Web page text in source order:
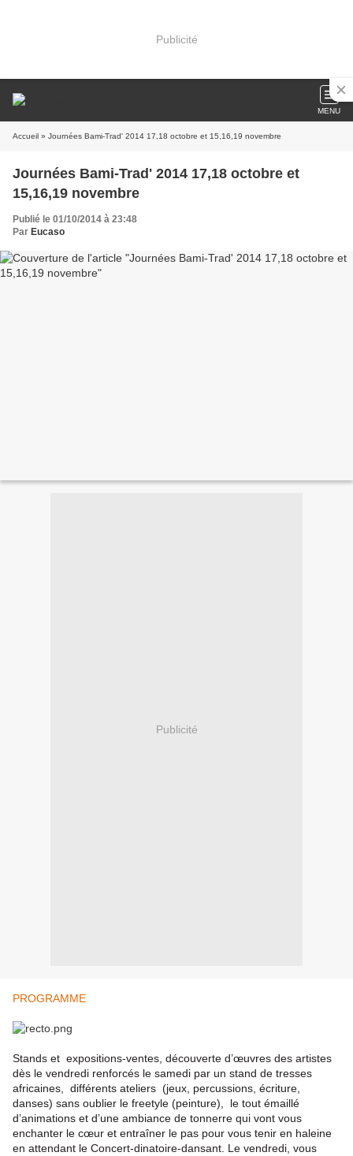
Publicité
MENU
Accueil » Journées Bami-Trad' 2014 17,18 octobre et 15,16,19 novembre
Journées Bami-Trad' 2014 17,18 octobre et
15,16,19 novembre
Publié le 01/10/2014 à 23:48
Par Eucaso
Publicité
PROGRAMME
Stands et expositions-ventes, découverte d’œuvres des artistes
dès le vendredi renforcés le samedi par un stand de tresses
africaines, différents ateliers (jeux, percussions, écriture,
danses) sans oublier le freetyle (peinture), le tout émaillé
d’animations et d’une ambiance de tonnerre qui vont vous
enchanter le cœur et entraîner le pas pour vous tenir en haleine
en attendant le Concert-dinatoire-dansant. Le vendredi, vous